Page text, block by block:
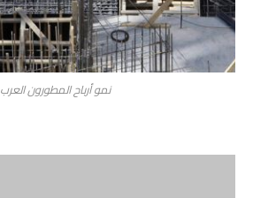
نمو أرباح المطورون العرب